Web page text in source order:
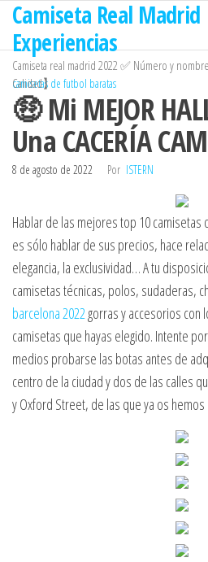
Saltar
contenido
Camiseta Real
Experiencias
Camiseta real madrid 2022 ✅ Número y
Calidad】
camisetas de futbol baratas
🤑 Mi MEJOR
Una CACERÍA
8 de agosto de 2022 Por ISTERN
Hablar de las mejores top 10 camisetas
es sólo hablar de sus precios, hace
elegancia, la exclusividad… A tu
camisetas técnicas, polos, sudaderas,
barcelona 2022gorras y accesorios con
camisetas que hayas elegido. Intente
medios probarse las botas antes de
centro de la ciudad y dos de las calles
y Oxford Street, de las que ya os